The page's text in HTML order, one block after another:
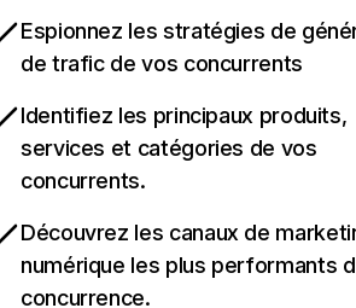
Espionnez les stratégies de
de trafic de vos concurrents
Identifiez les principaux produits,
services et catégories de vos
concurrents.
Découvrez les canaux de
numérique les plus performants
concurrence.